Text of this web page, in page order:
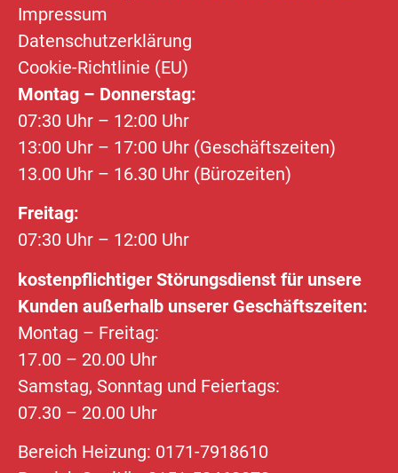
Impressum
Datenschutz­erklärung
Cookie-Richtlinie (EU)
Montag – Donnerstag:
07:30 Uhr – 12:00 Uhr
13:00 Uhr – 17:00 Uhr (Geschäftszeiten)
13.00 Uhr – 16.30 Uhr (Bürozeiten)
Freitag:
07:30 Uhr – 12:00 Uhr
kostenpflichtiger Störungsdienst für unsere
Kunden außerhalb unserer Geschäftszeiten:
Montag – Freitag:
17.00 – 20.00 Uhr
Samstag, Sonntag und Feiertags:
07.30 – 20.00 Uhr
Bereich Heizung: 0171-7918610